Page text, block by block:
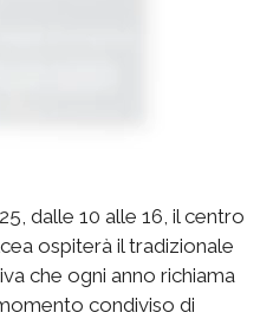
dalle 10 alle 16, il centro
ospiterà il tradizionale
che ogni anno richiama
condiviso di